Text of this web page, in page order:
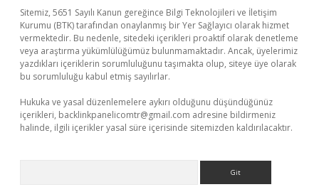
Sitemiz, 5651 Sayılı Kanun gereğince Bilgi Teknolojileri ve İletişim
Kurumu (BTK) tarafından onaylanmış bir Yer Sağlayıcı olarak hizmet
vermektedir. Bu nedenle, sitedeki içerikleri proaktif olarak denetleme
veya araştırma yükümlülüğümüz bulunmamaktadır. Ancak, üyelerimiz
yazdıkları içeriklerin sorumluluğunu taşımakta olup, siteye üye olarak
bu sorumluluğu kabul etmiş sayılırlar.
Hukuka ve yasal düzenlemelere aykırı olduğunu düşündüğünüz
içerikleri, backlinkpanelicomtr@gmail.com adresine bildirmeniz
halinde, ilgili içerikler yasal süre içerisinde sitemizden kaldırılacaktır.